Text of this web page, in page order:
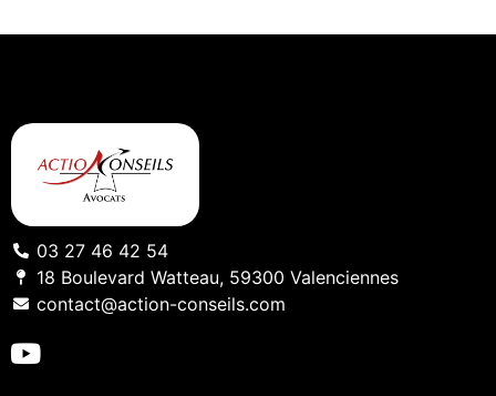
03 27 46 42 54
18 Boulevard Watteau, 59300 Valenciennes
contact@action-conseils.com